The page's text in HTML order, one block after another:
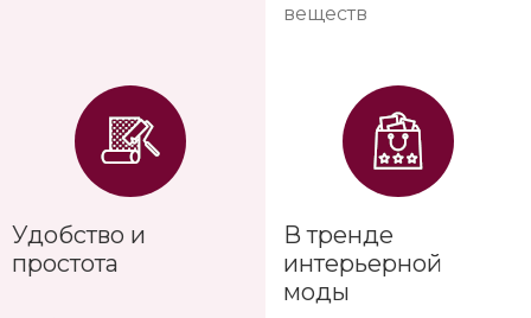
Удобство и
простота
веществ
В тренде
интерьерной
моды